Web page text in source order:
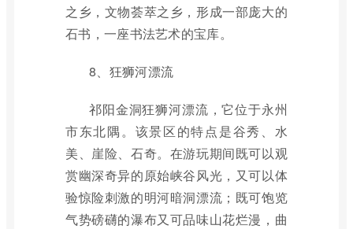
之乡，文物荟萃之乡，形成一部庞大的
石书，一座书法艺术的宝库。
8、狂狮河漂流
祁阳金洞狂狮河漂流，它位于永州
市东北隅。该景区的特点是谷秀、水
美、崖险、石奇。在游玩期间既可以观
赏幽深奇异的原始峡谷风光，又可以体
验惊险刺激的明河暗洞漂流；既可饱览
气势磅礴的瀑布又可品味山花烂漫，曲